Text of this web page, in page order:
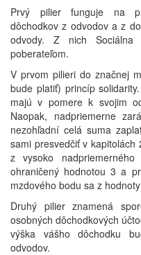
Prvý pilier funguje na
dôchodkov z odvodov a z
odvody. Z nich Sociálna
poberateľom.
V prvom pilieri do značnej
bude platiť) princíp
majú v pomere k svojim
Naopak, nadpriemerne
nezohľadní celá suma
sami presvedčiť v
z vysoko
ohraničený hodnotou 3 a
mzdového bodu sa z
Druhý pilier znamená
osobných dôchodkových
výška vášho dôchodku
odvodov.